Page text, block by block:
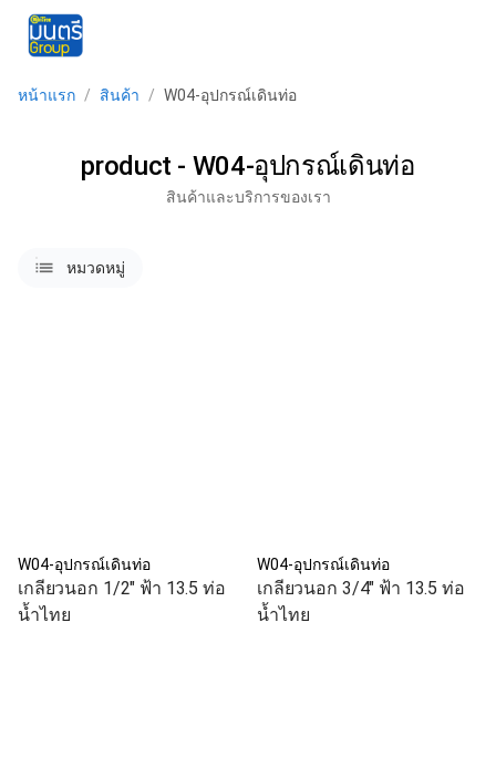
หน้าแรก / สินค้า / W04-อุปกรณ์เดินท่อ
product - W04-อุปกรณ์เดินท่อ
สินค้าและบริการของเรา
listsหมวดหมู่
W04-อุปกรณ์เดินท่อ
เกลียวนอก 1/2" ฟ้า 13.5 ท่อ
น้ำไทย
W04-อุปกรณ์เดินท่อ
เกลียวนอก 3/4" ฟ้า 13.5 ท่อ
น้ำไทย